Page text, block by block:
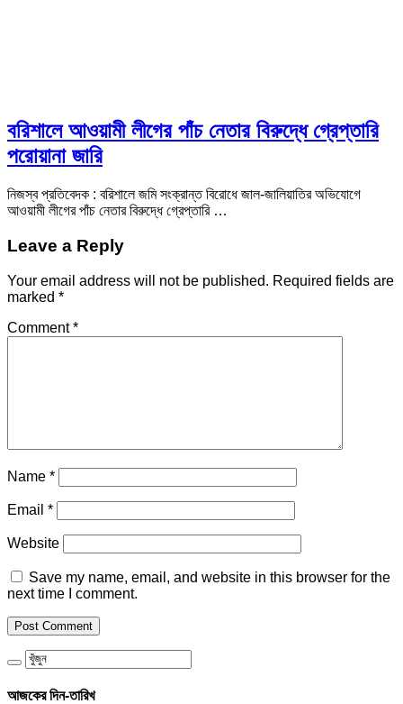
বরিশালে আওয়ামী লীগের পাঁচ নেতার বিরুদ্ধে গ্রেপ্তারি
পরোয়ানা জারি
নিজস্ব প্রতিবেদক : বরিশালে জমি সংক্রান্ত বিরোধে জাল-জালিয়াতির অভিযোগে
আওয়ামী লীগের পাঁচ নেতার বিরুদ্ধে গ্রেপ্তারি …
Leave a Reply
Your email address will not be published. Required fields are
marked *
Comment*
Name *
Email *
Website
Save my name, email, and website in this browser for the
next time I comment.
আজকের দিন-তারিখ